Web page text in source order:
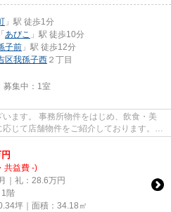
」駅 徒歩1分
「あびこ 」駅 徒歩10分
子前 」駅 徒歩12分
区我孫子西 ２丁目
集中： 1室
ます。 事務所物件をはじめ、飲食・美
じて店舗物件をご紹介しております。
円
共益費 -)
｜礼：28.6万円
1階
坪｜面積：34.18㎡